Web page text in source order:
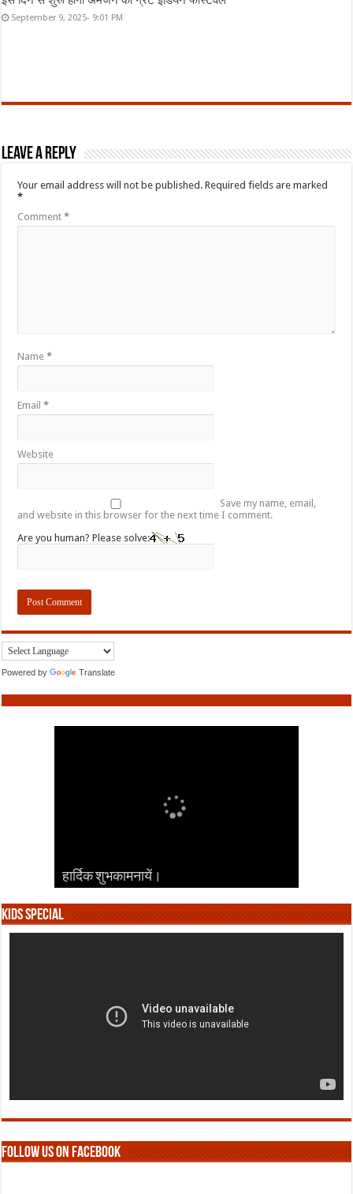
September 9, 2025- 9:01 PM
Leave a Reply
Your email address will not be published. Required fields are marked
*
Comment*
Name*
Email*
Website
Save my name, email,
and website in this browser for the next time I comment.
Are you human? Please solve:
Powered by Translate
हार्दिक शुभकामनायें।
हार्दिक शुभकामनायें।
हार्दिक शुभकामनायें।
हार्दिक शुभकामनायें।
हार्दिक शुभकामनायें।
Kids Special
Follow us on Facebook